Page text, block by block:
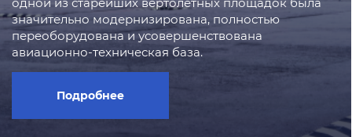
значительно модернизирована, полностью
переоборудована и усовершенствована
авиационно-техническая база.
Подробнее